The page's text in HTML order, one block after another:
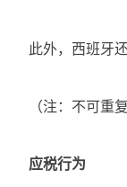
此外，西班牙
（注：不可重
应税行为